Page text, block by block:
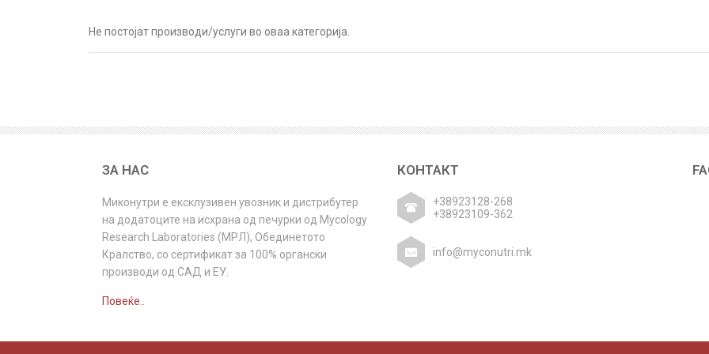
Не постојат производи/услуги во оваа категорија.
ЗА НАС
Миконутри e ексклузивен увозник и дистрибутер
на додатоците на исхрана од печурки од Mycology
Research Laboratories (МРЛ), Обединетото
Кралство, со сертификат за 100% органски
производи од САД и ЕУ.
Повеќе..
КОНТАКТ
+38923128-268
+38923109-362
info@myconutri.mk